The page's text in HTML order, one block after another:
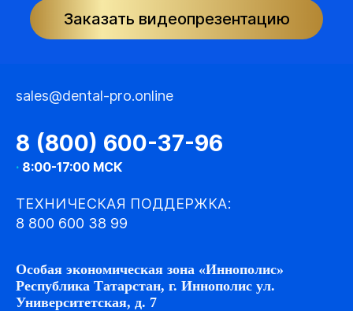
Заказать видеопрезентацию
sales@dental-pro.online
8 (800) 600-37-96
· 8:00-17:00 МСК
ТЕХНИЧЕСКАЯ ПОДДЕРЖКА:
8 800 600 38 99
Особая экономическая зона «Иннополис»
Республика Татарстан, г. Иннополис ул.
Университетская, д. 7